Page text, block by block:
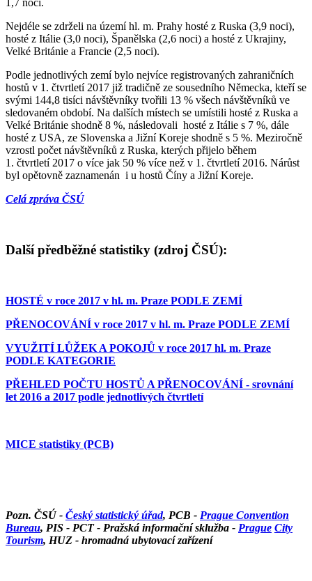
1,7 noci.
Nejdéle se zdrželi na území hl. m. Prahy hosté z Ruska (3,9 noci),
hosté z Itálie (3,0 noci), Španělska (2,6 noci) a hosté z Ukrajiny,
Velké Británie a Francie (2,5 noci).
Podle jednotlivých zemí bylo nejvíce registrovaných zahraničních
hostů v 1. čtvrtletí 2017 již tradičně ze sousedního Německa, kteří se
svými 144,8 tisíci návštěvníky tvořili 13 % všech návštěvníků ve
sledovaném období. Na dalších místech se umístili hosté z Ruska a
Velké Británie shodně 8 %, následovali hosté z Itálie s 7 %, dále
hosté z USA, ze Slovenska a Jižní Koreje shodně s 5 %. Meziročně
vzrostl počet návštěvníků z Ruska, kterých přijelo během
1. čtvrtletí 2017 o více jak 50 % více než v 1. čtvrtletí 2016. Nárůst
byl opětovně zaznamenán i u hostů Číny a Jižní Koreje.
Celá zpráva ČSÚ
Další předběžné statistiky (zdroj ČSÚ):
HOSTÉ v roce 2017 v hl. m. Praze PODLE ZEMÍ
PŘENOCOVÁNÍ v roce 2017 v hl. m. Praze PODLE ZEMÍ
VYUŽITÍ LŮŽEK A POKOJŮ v roce 2017 hl. m. Praze
PODLE KATEGORIE
PŘEHLED POČTU HOSTŮ A PŘENOCOVÁNÍ - srovnání
let 2016 a 2017 podle jednotlivých čtvrtletí
MICE statistiky (PCB)
Pozn. ČSÚ - Český statistický úřad, PCB - Prague Convention
Bureau, PIS - PCT - Pražská informační sklužba - Prague City
Tourism, HUZ - hromadná ubytovací zařízení